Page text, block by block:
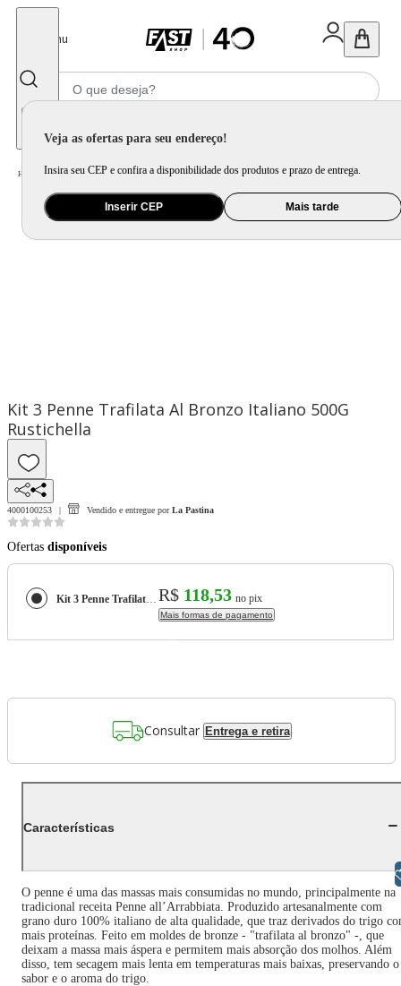
Menu
Veja as ofertas para seu endereço!
Insira seu CEP e confira a disponibilidade dos produtos e prazo de entrega.
Inserir CEP Mais tarde
Home Mercado / Alimento / Massa e Molho
Kit 3 Penne Trafilata Al Bronzo Italiano 500G
Rustichella
4000100253 Vendido e entregue por La Pastina
Ofertas disponíveis
Kit 3 Penne Trafilata Al Bronzo Italiano 500G Rustichella R$ 118,53 no pix
Mais formas de pagamento
Consultar Entrega e retira
Características
O penne é uma das massas mais consumidas no mundo, principalmente na
tradicional receita Penne all’Arrabbiata. Produzido artesanalmente com
grano duro 100% italiano de alta qualidade, que traz derivados do trigo
mais proteínas. Feito em moldes de bronze - "trafilata al bronzo" -, que
deixam a massa mais áspera e permitem mais absorção dos molhos. Além
disso, tem secagem mais lenta em temperaturas mais baixas, preservando o
sabor e o aroma do trigo.
Libras